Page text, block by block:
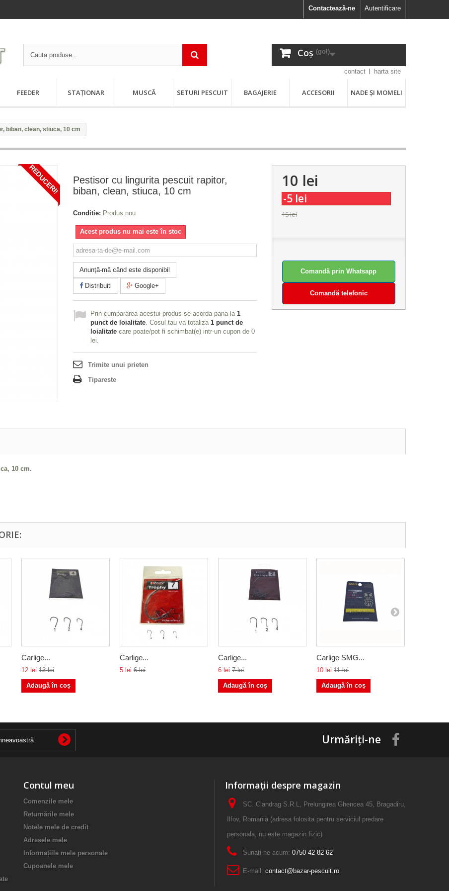
Autentificare
Contactează-ne
Coș (gol)
contact harta site
FEEDER STAȚIONAR MUSCĂ SETURI PESCUIT BAGAJERIE ACCESORII NADE ȘI MOMELI
biban, clean, stiuca, 10 cm
REDUCERI!
Pestisor cu lingurita pescuit rapitor,
biban, clean, stiuca, 10 cm
Conditie: Produs nou
Acest produs nu mai este în stoc
Anunță-mă când este disponibil
Distribuiti Google+
Prin cumpararea acestui produs se acorda pana la 1
punct de loialitate. Cosul tau va totaliza 1 punct de
loialitate care poate/pot fi schimbat(e) intr-un cupon de 0
lei.
Trimite unui prieten
Tipareste
10 lei
-5 lei
15 lei
Comandă prin Whatsapp
Comandă telefonic
10 cm.
Carlige...
12 lei 13 lei
Adaugă în coș
Carlige...
5 lei 6 lei
Carlige...
6 lei 7 lei
Adaugă în coș
Carlige SMG...
10 lei 11 lei
Adaugă în coș
Urmăriți-ne
Contul meu
Comenzile mele
Returnările mele
Notele mele de credit
Adresele mele
Informațiile mele personale
Cupoanele mele
Informații despre magazin
SC. Clandrag S.R.L, Prelungirea Ghencea 45, Bragadiru,
Ilfov, Romania (adresa folosita pentru serviciul predare
personala, nu este magazin fizic)
Sunați-ne acum: 0750 42 82 62
E-mail: contact@bazar-pescuit.ro